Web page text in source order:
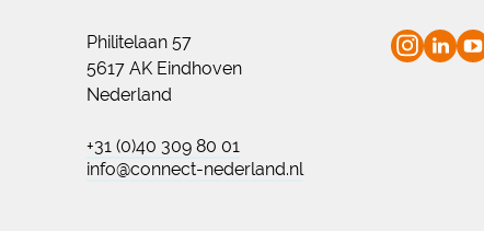
Philitelaan 57
5617 AK Eindhoven
Nederland
+31 (0)40 309 80 01
info@connect-nederland.nl